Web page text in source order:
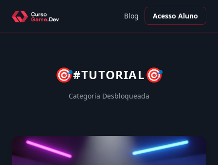
Blog Acesso Aluno
🎯#TUTORIAL🎯
Categoria Desbloqueada